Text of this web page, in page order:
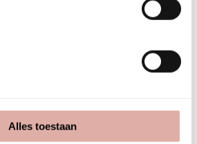
Alles toestaan
waar we gericht iemand voor zoeken.
we altijd tijd en ruimte. Dus staat